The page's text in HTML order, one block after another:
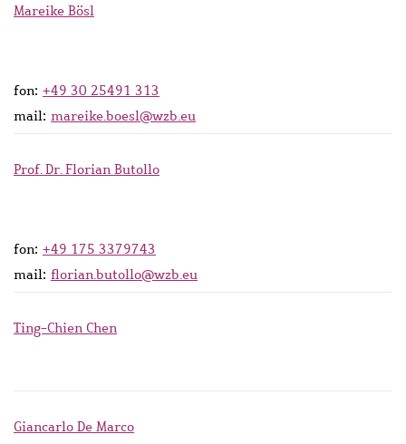
Mareike Bösl
fon: +49 30 25491 313
mail: mareike.boesl@wzb.eu
Prof. Dr. Florian Butollo
fon: +49 175 3379743
mail: florian.butollo@wzb.eu
Ting-Chien Chen
Giancarlo De Marco